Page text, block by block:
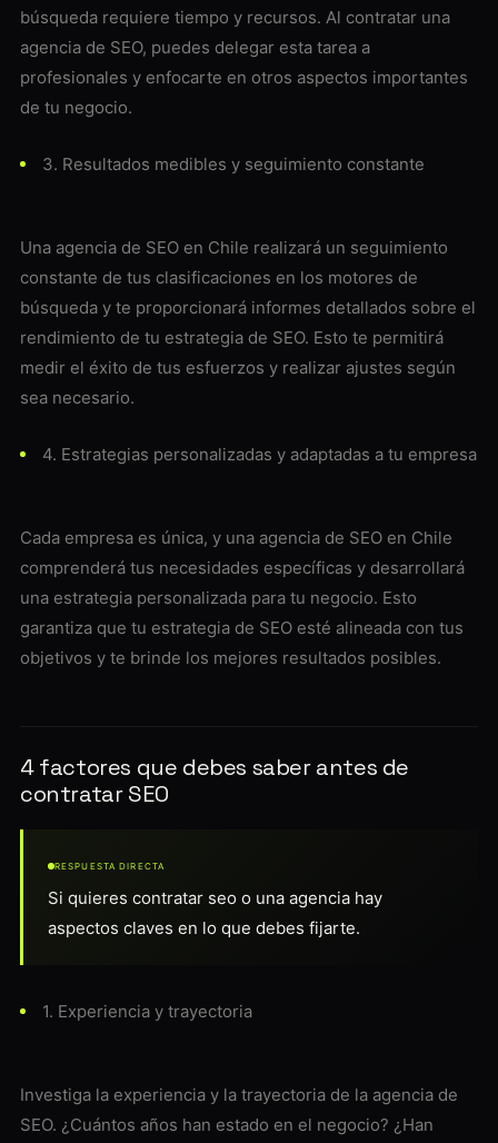
búsqueda requiere tiempo y recursos. Al contratar una
agencia de SEO, puedes delegar esta tarea a
profesionales y enfocarte en otros aspectos importantes
de tu negocio.
3. Resultados medibles y seguimiento constante
Una agencia de SEO en Chile realizará un seguimiento
constante de tus clasificaciones en los motores de
búsqueda y te proporcionará informes detallados sobre el
rendimiento de tu estrategia de SEO. Esto te permitirá
medir el éxito de tus esfuerzos y realizar ajustes según
sea necesario.
4. Estrategias personalizadas y adaptadas a tu empresa
Cada empresa es única, y una agencia de SEO en Chile
comprenderá tus necesidades específicas y desarrollará
una estrategia personalizada para tu negocio. Esto
garantiza que tu estrategia de SEO esté alineada con tus
objetivos y te brinde los mejores resultados posibles.
4 factores que debes saber antes de
contratar SEO
RESPUESTA DIRECTA
Si quieres contratar seo o una agencia hay
aspectos claves en lo que debes fijarte.
1. Experiencia y trayectoria
Investiga la experiencia y la trayectoria de la agencia de
SEO. ¿Cuántos años han estado en el negocio? ¿Han